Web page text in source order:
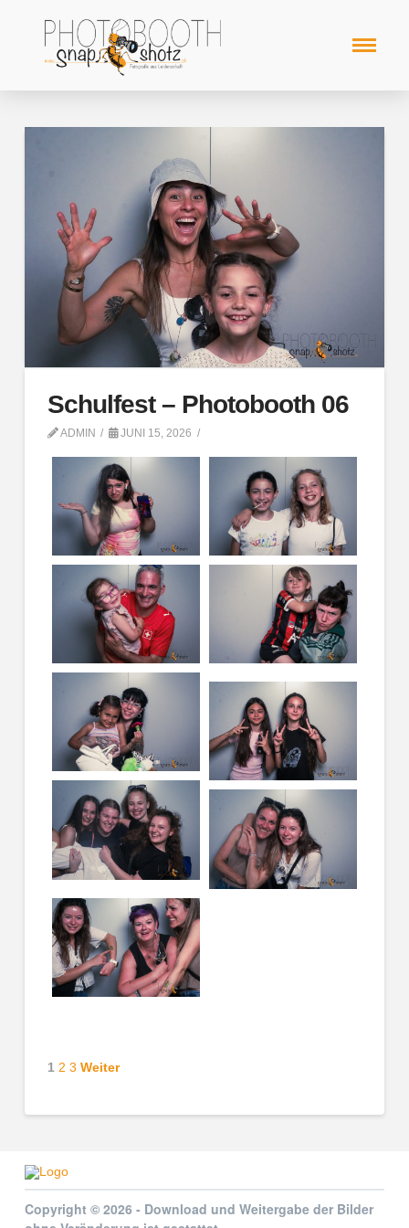
Schulfest – Photobooth 06
ADMIN JUNI 15, 2026
1 2 3 Weiter
Copyright © 2026 - Download und Weitergabe der Bilder